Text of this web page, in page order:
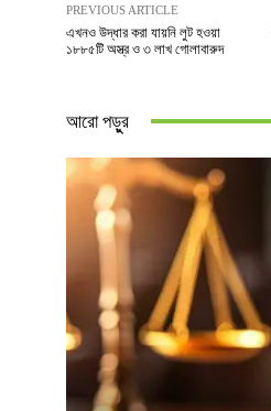
PREVIOUS ARTICLE
এখনও উদ্ধার করা যায়নি লুট হওয়া
১৮৮৫টি অস্ত্র ও ৩ লাখ গোলাবারুদ
আরো পড়ুুর